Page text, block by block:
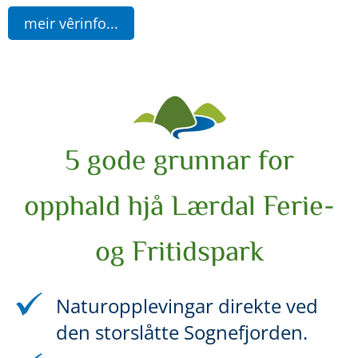
meir vêrinfo...
5 gode grunnar for
opphald hjå Lærdal Ferie-
og Fritidspark
Naturopplevingar direkte ved
den storslåtte Sognefjorden.